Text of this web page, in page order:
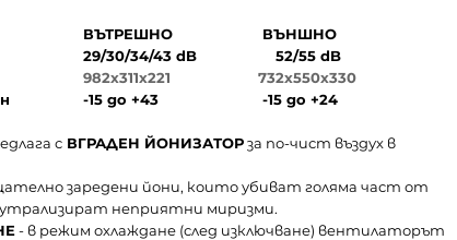
ВЪТРЕШНО
ВЪНШНО
29/30/34/43 dB
52/55 dB
982x311x221
732x550x330
-15 до +43 -15 до +24
с ВГРАДЕН ЙОНИЗАТОРза по-чист въздух в
заредени йони, които убиват голяма част от
неприятни миризми.
- в режим охлаждане (след изключване) вентилаторът